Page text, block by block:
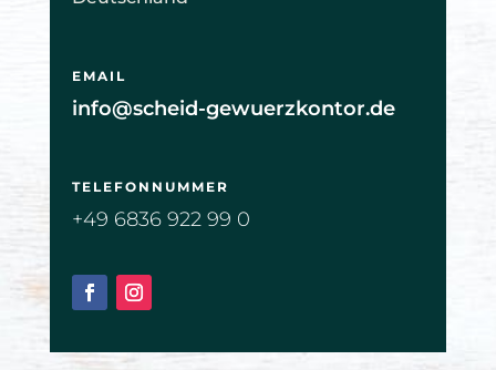
EMAIL
info@scheid-gewuerzkontor.de
TELEFONNUMMER
+49 6836 922 99 0